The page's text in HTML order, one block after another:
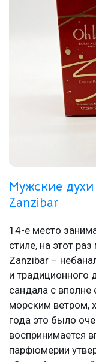
Мужские
Zanzibar
14-е место
стиле, на этот
Zanzibar –
и традиционного
сандала с
морским ветром,
года это было
воспринимается
парфюмерии